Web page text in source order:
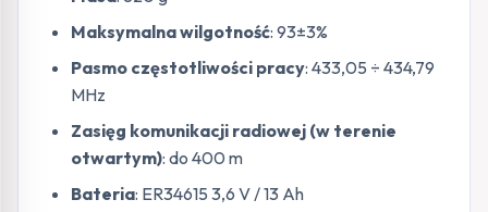
Maksymalna wilgotność: 93±3%
Pasmo częstotliwości pracy: 433,05 ÷ 434,79
MHz
Zasięg komunikacji radiowej (w terenie
otwartym): do 400 m
Bateria: ER34615 3,6 V / 13 Ah